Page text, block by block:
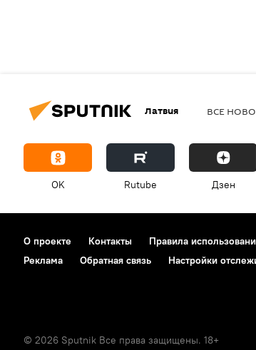
Латвия ВСЕ
OK Rutube Дзен
О проекте Контакты Правила
Реклама
Обратная связь Настройки
© 2026 Sputnik Все права защищены. 18+